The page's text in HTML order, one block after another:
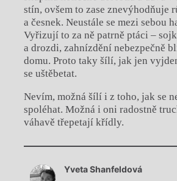
stín, ovšem to zase znevýhodňuje
a česnek. Neustále se mezi sebou
Vyřizují to za ně patrně ptáci –
a drozdi, zahnízdění nebezpečně
domu. Proto taky šílí, jak jen
se uštěbetat.
Nevím, možná šílí i z toho, jak se
spoléhat. Možná i oni radostně
váhavě třepetají křídly.
Chviličku.
Načítá se.
Yveta Shanfeldová